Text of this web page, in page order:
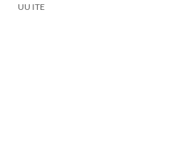
UU ITE